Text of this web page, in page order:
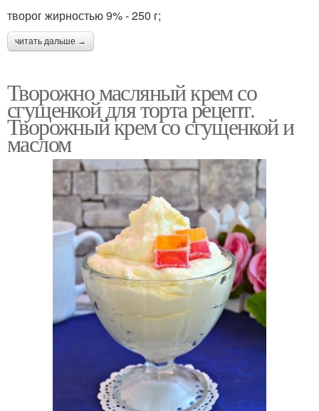
творог жирностью 9% - 250 г;
читать дальше →
Творожно масляный крем со
сгущенкой для торта рецепт.
Творожный крем со сгущенкой и
маслом